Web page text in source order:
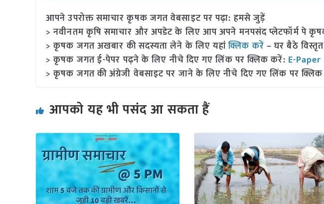
आपने उपरोक्त समाचार कृषक जगत वेबसाइट पर पढ़ा: हमसे जुड़ें
> नवीनतम कृषि समाचार और अपडेट के लिए आप अपने मनपसंद प्लेटफॉर्म पे
> कृषक जगत अखबार की सदस्यता लेने के लिए यहांक्लिक करें – घर बैठे
> कृषक जगत ई-पेपर पढ़ने के लिए नीचे दिए गए लिंक पर क्लिक करें: E-Paper
> कृषक जगत की अंग्रेजी वेबसाइट पर जाने के लिए नीचे दिए गए लिंक पर
आपको यह भी पसंद आ सकता हैं